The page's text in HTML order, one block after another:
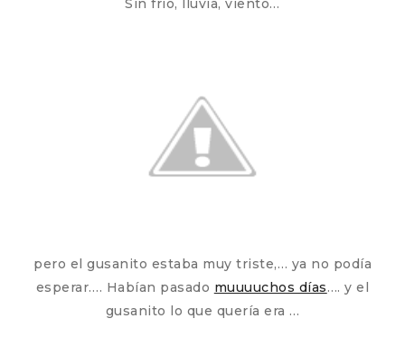
Sin frío, lluvia, viento…
pero el gusanito estaba muy triste,… ya no podía
esperar…. Habían pasado muuuuchos días…. y el
gusanito lo que quería era …